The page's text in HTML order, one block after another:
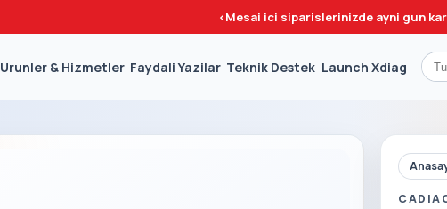
<Mesai ici siparislerinizde ayni gun
Urunler & Hizmetler Faydali Yazilar Teknik Destek Launch Xdiag